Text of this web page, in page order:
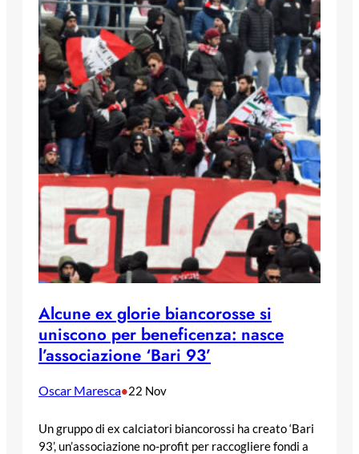
Alcune ex glorie biancorosse si
uniscono per beneficenza: nasce
l’associazione ‘Bari 93’
Oscar Maresca•22 Nov
Un gruppo di ex calciatori biancorossi ha creato ‘Bari
93’, un’associazione no-profit per raccogliere fondi a